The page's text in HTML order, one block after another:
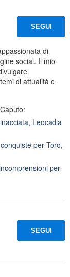
SEGUI
di
social. Il mio
di attualità e
Leocadia
per Toro,
per
SEGUI